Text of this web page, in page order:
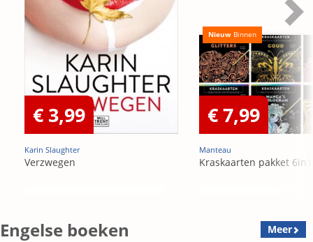
€ 3,99
Karin Slaughter
Verzwegen
Nieuw Binnen
€ 7,99
Manteau
Kraskaarten pakket 6in1
Engelse boeken Meer